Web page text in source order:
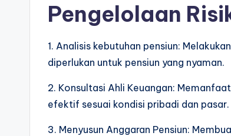
Pengelolaan
1. Analisis kebutuhan pensiun:
diperlukan untuk pensiun yang nyaman.
2. Konsultasi Ahli Keuangan:
efektif sesuai kondisi pribadi dan pasar.
3. Menyusun Anggaran Pensiun: